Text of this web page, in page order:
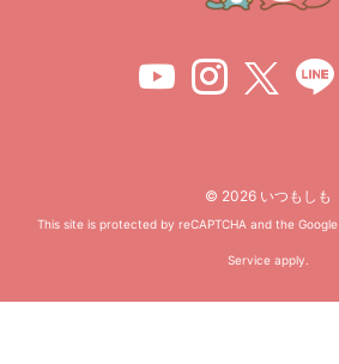
© 2026 いつもしも
This site is protected by reCAPTCHA and the Google
Service apply.